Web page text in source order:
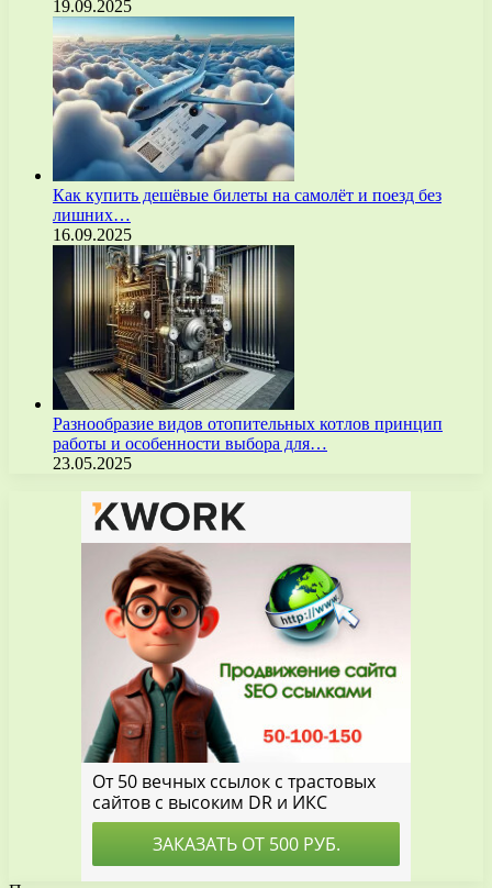
19.09.2025
Как купить дешёвые билеты на самолёт и поезд без
лишних…
16.09.2025
Разнообразие видов отопительных котлов принцип
работы и особенности выбора для…
23.05.2025